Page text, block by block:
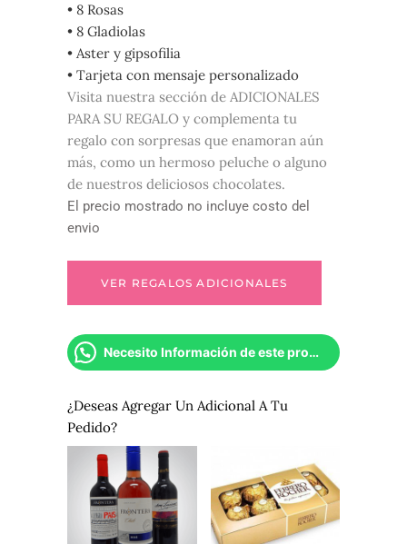
• 8 Rosas
• 8 Gladiolas
• Aster y gipsofilia
• Tarjeta con mensaje personalizado
Visita nuestra sección de ADICIONALES
PARA SU REGALO y complementa tu
regalo con sorpresas que enamoran aún
más, como un hermoso peluche o alguno
de nuestros deliciosos chocolates.
El precio mostrado no incluye costo del
envio
Necesito Información de este producto
¿Deseas Agregar Un Adicional A Tu
Pedido?